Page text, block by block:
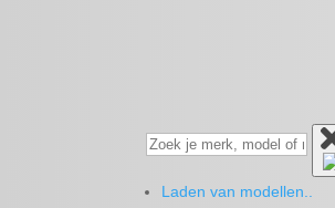
Laden van modellen..